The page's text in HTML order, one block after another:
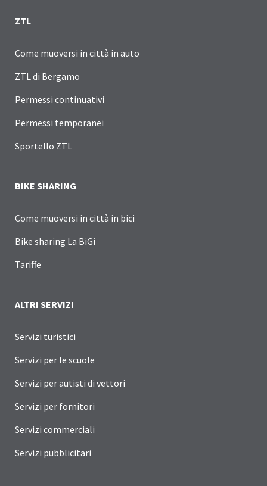
ZTL
Come muoversi in città in auto
ZTL di Bergamo
Permessi continuativi
Permessi temporanei
Sportello ZTL
BIKE SHARING
Come muoversi in città in bici
Bike sharing La BiGi
Tariffe
ALTRI SERVIZI
Servizi turistici
Servizi per le scuole
Servizi per autisti di vettori
Servizi per fornitori
Servizi commerciali
Servizi pubblicitari